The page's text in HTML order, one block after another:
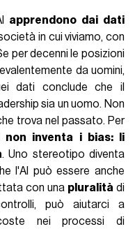
apprendono dai dati
in cui viviamo, con
per decenni le posizioni
da uomini,
dati conclude che il
sia un uomo. Non
trova nel passato. Per
non inventa i bias: li
. Uno stereotipo diventa
l'AI può essere anche
con una pluralità di
può aiutarci a
nei processi di